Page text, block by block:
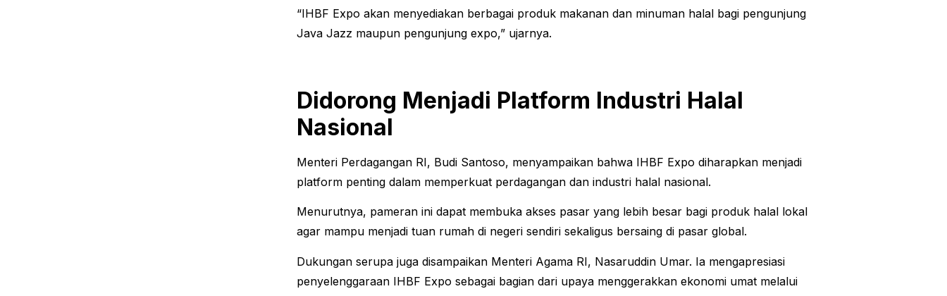
“IHBF Expo akan menyediakan berbagai produk makanan dan minuman halal bagi pengunjung
Java Jazz maupun pengunjung expo,” ujarnya.
Didorong Menjadi Platform Industri Halal
Nasional
Menteri Perdagangan RI, Budi Santoso, menyampaikan bahwa IHBF Expo diharapkan menjadi
platform penting dalam memperkuat perdagangan dan industri halal nasional.
Menurutnya, pameran ini dapat membuka akses pasar yang lebih besar bagi produk halal lokal
agar mampu menjadi tuan rumah di negeri sendiri sekaligus bersaing di pasar global.
Dukungan serupa juga disampaikan Menteri Agama RI, Nasaruddin Umar. Ia mengapresiasi
penyelenggaraan IHBF Expo sebagai bagian dari upaya menggerakkan ekonomi umat melalui